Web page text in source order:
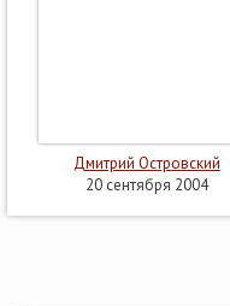
Дмитрий Островский
20 сентября 2004